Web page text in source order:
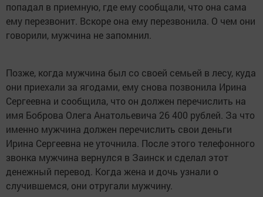
попадал в приемную, где ему сообщали, что она сама
ему перезвонит. Вскоре она ему перезвонила. О чем они
говорили, мужчина не запомнил.
Позже, когда мужчина был со своей семьей в лесу, куда
они приехали за ягодами, ему снова позвонила Ирина
Сергеевна и сообщила, что он должен перечислить на
имя Боброва Олега Анатольевича 26 400 рублей. За что
именно мужчина должен перечислить свои деньги
Ирина Сергеевна не уточнила. После этого телефонного
звонка мужчина вернулся в Заинск и сделал этот
денежный перевод. Когда жена и дочь узнали о
случившемся, они отругали мужчину.